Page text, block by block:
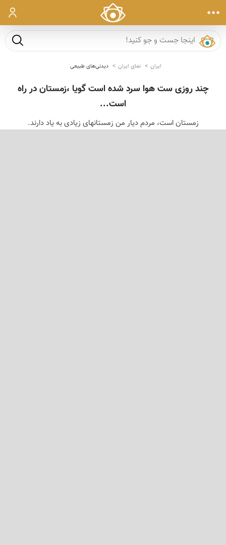
ورود
جست و
ایران نمای ایران دیدنی‌های طبیعی
چند روزی ست هوا سرد شده است گویا ،زمستان در راه
است...
زمستان است، مردم دیار من زمستانهای زیادی به یاد دارند.